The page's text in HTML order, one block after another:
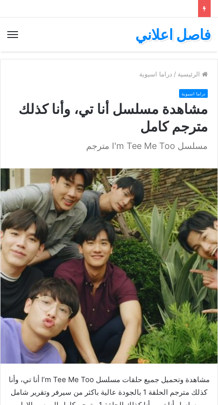
فاصل اعلاني
الرئيسية / دراما اسيوية
دراما اسيوية
مشاهدة مسلسل أنا تي، وأنا كذلك
مترجم كامل
مسلسل I'm Tee Me Too مترجم
مشاهدة وتحميل جميع حلقات مسلسل I’m Tee Me Too أنا تي، وأنا
كذلك مترجم الحلقة 1 بالجودة عالية باكثر من سيرفر وتقرير شامل